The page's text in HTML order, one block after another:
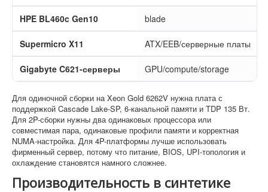
HPE BL460c Gen10 blade
Supermicro X11 ATX/EEB/серверные платы
Gigabyte C621-серверы GPU/compute/storage
Для одиночной сборки на Xeon Gold 6262V нужна плата с
поддержкой Cascade Lake-SP, 6-канальной памяти и TDP 135 Вт.
Для 2P-сборки нужны два одинаковых процессора или
совместимая пара, одинаковые профили памяти и корректная
NUMA-настройка. Для 4P-платформы лучше использовать
фирменный сервер, потому что питание, BIOS, UPI-топология и
охлаждение становятся намного сложнее.
Производительность в синтетике